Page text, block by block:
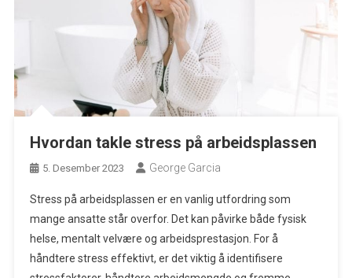
Hvordan takle stress på arbeidsplassen
5. Desember 2023 George Garcia
Stress på arbeidsplassen er en vanlig utfordring som
mange ansatte står overfor. Det kan påvirke både fysisk
helse, mentalt velvære og arbeidsprestasjon. For å
håndtere stress effektivt, er det viktig å identifisere